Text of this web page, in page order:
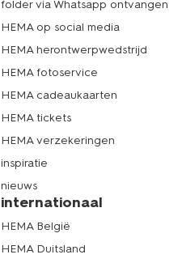
folder via Whatsapp ontvangen
HEMA op social media
HEMA herontwerpwedstrijd
HEMA fotoservice
HEMA cadeaukaarten
HEMA tickets
HEMA verzekeringen
inspiratie
nieuws
internationaal
HEMA België
HEMA Duitsland